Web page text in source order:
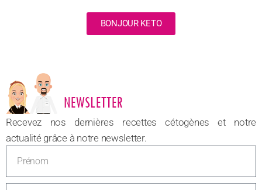
BONJOUR KETO
NOUVEAU
Recevez nos dernières recettes cétogènes et notre
actualité grâce à notre newsletter.